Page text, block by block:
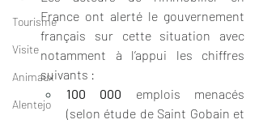
Tourisme
Visite
Animaux
Alentejo
France ont alerté le gouvernement
français sur cette situation avec
notamment à l’appui les chiffres
suivants :
100 000 emplois menacés
(selon étude de Saint Gobain et